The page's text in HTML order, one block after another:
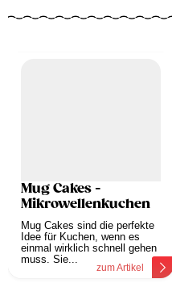
Mug Cakes -
Mikrowellenkuchen
Mug Cakes sind die perfekte
Idee für Kuchen, wenn es
einmal wirklich schnell gehen
muss. Sie...
zum Artikel